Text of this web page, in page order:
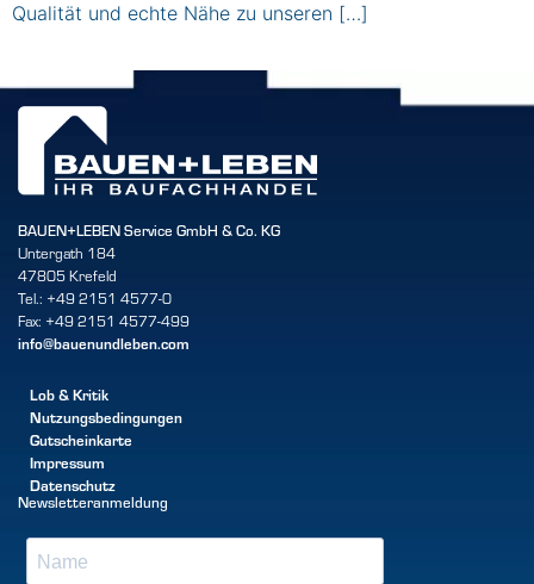
Qualität und echte Nähe zu unseren […]
BAUEN+LEBEN Service GmbH & Co. KG
Untergath 184
47805 Krefeld
Tel.: +49 2151 4577-0
Fax: +49 2151 4577-499
info@bauenundleben.com
Lob & Kritik
Nutzungsbedingungen
Gutscheinkarte
Impressum
Datenschutz
Newsletteranmeldung